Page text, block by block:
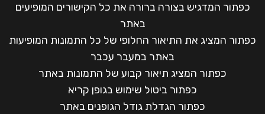
כפתור המדגיש בצורה ברורה את כל הקישורים המופיעים
באתר
כפתור המציג את התיאור החלופי של כל התמונות המופיעות
באתר במעבר עכבר
כפתור המציג תיאור קבוע של התמונות באתר
כפתור ביטול שימוש בגופן קריא
כפתור הגדלת גודל הגופנים באתר